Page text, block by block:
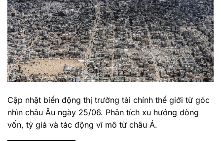
Cập nhật biến động thị trường tài chính thế giới từ góc
nhìn châu Âu ngày 25/06. Phân tích xu hướng dòng
vốn, tỷ giá và tác động vĩ mô từ châu Á.